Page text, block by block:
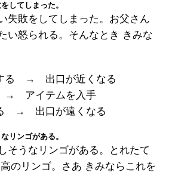
してしまった。
失敗をしてしまった。お父さん
い怒られる。そんなとき きみな
する → 出口が近くなる
→ アイテムを入手
る → 出口が遠くなる
リンゴがある。
そうなリンゴがある。とれたて
のリンゴ。さあ きみならこれを